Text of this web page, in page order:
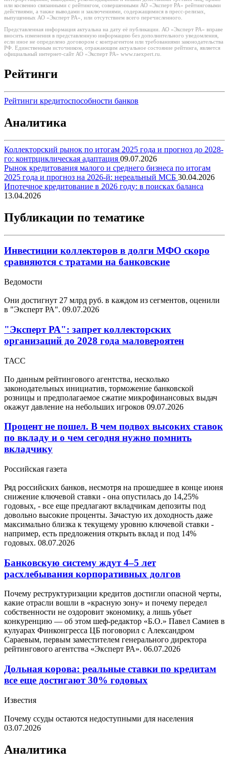
или косвенно связанными с рейтингом, совершенными АО «Эксперт РА» рейтинговыми
действиями, а также выводами и заключениями, содержащимися в пресс-релизах,
выпущенных АО «Эксперт РА», или отсутствием всего перечисленного.
Представленная информация актуальна на дату её публикации. АО «Эксперт РА» вправе
вносить изменения в представленную информацию без дополнительного уведомления,
если иное не определено договором с контрагентом или требованиями законодательства
РФ. Единственным источником, отражающим актуальное состояние рейтинга, является
официальный интернет-сайт АО «Эксперт РА» www.raexpert.ru.
Рейтинги
Рейтинги кредитоспособности банков
Аналитика
Коллекторский рынок по итогам 2025 года и прогноз до 2028-
го: контрциклическая адаптация 09.07.2026
Рынок кредитования малого и среднего бизнеса по итогам
2025 года и прогноз на 2026-й: нереальный МСБ 30.04.2026
Ипотечное кредитование в 2026 году: в поисках баланса
13.04.2026
Публикации по тематике
Инвестиции коллекторов в долги МФО скоро
сравняются с тратами на банковские
Ведомости
Они достигнут 27 млрд руб. в каждом из сегментов, оценили
в "Эксперт РА". 09.07.2026
"Эксперт РА": запрет коллекторских
организаций до 2028 года маловероятен
ТАСС
По данным рейтингового агентства, несколько
законодательных инициатив, торможение банковской
розницы и предполагаемое сжатие микрофинансовых выдач
окажут давление на небольших игроков 09.07.2026
Процент не пошел. В чем подвох высоких ставок
по вкладу и о чем сегодня нужно помнить
вкладчику
Российская газета
Ряд российских банков, несмотря на прошедшее в конце июня
снижение ключевой ставки - она опустилась до 14,25%
годовых, - все еще предлагают вкладчикам депозиты под
довольно высокие проценты. Зачастую их доходность даже
максимально близка к текущему уровню ключевой ставки -
например, есть предложения открыть вклад и под 14%
годовых. 08.07.2026
Банковскую систему ждут 4–5 лет
расхлебывания корпоративных долгов
Почему реструктуризации кредитов достигли опасной черты,
какие отрасли вошли в «красную зону» и почему передел
собственности не оздоровит экономику, а лишь убьет
конкуренцию — об этом шеф-редактор «Б.О.» Павел Самиев в
кулуарах Финконгресса ЦБ поговорил с Александром
Сараевым, первым заместителем генерального директора
рейтингового агентства «Эксперт РА». 06.07.2026
Дольная корова: реальные ставки по кредитам
все еще достигают 30% годовых
Известия
Почему ссуды остаются недоступными для населения
03.07.2026
Аналитика